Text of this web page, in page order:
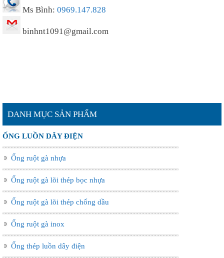
Ms Bình: 0969.147.828
binhnt1091@gmail.com
DANH MỤC SẢN PHẨM
ỐNG LUỒN DÂY ĐIỆN
Ống ruột gà nhựa
Ống ruột gà lõi thép bọc nhựa
Ống ruột gà lõi thép chống dầu
Ống ruột gà inox
Ống thép luồn dây điện